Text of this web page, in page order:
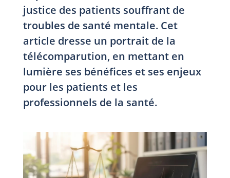
justice des patients souffrant de
troubles de santé mentale. Cet
article dresse un portrait de la
télécomparution, en mettant en
lumière ses bénéfices et ses enjeux
pour les patients et les
professionnels de la santé.